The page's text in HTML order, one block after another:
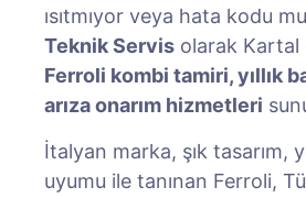
ısıtmıyor veya hata kodu
Teknik Servis olarak Kartal
Ferroli kombi tamiri, yıllık
arıza onarım hizmetleri
İtalyan marka, şık tasarım,
uyumu ile tanınan Ferroli,